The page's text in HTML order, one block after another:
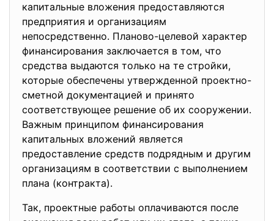
капитальные вложения предоставляются
предприятия и организациям
непосредственно. Планово-целевой характер
финансирования заключается в том, что
средства выдаются только на те стройки,
которые обеспечены утвержденной проектно-
сметной документацией и принято
соответствующее решение об их сооружении.
Важным принципом финансирования
капитальных вложений является
предоставление средств подрядным и другим
организациям в соответствии с выполнением
плана (контракта).
Так, проектные работы оплачиваются после